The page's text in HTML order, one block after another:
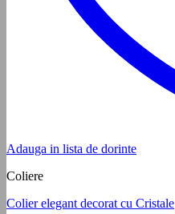
Adauga in lista de dorinte
Coliere
Colier elegant decorat cu Cristale